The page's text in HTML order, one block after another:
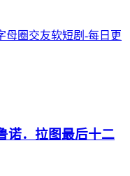
母圈交友软短剧-每日更
诺．拉图最后十二